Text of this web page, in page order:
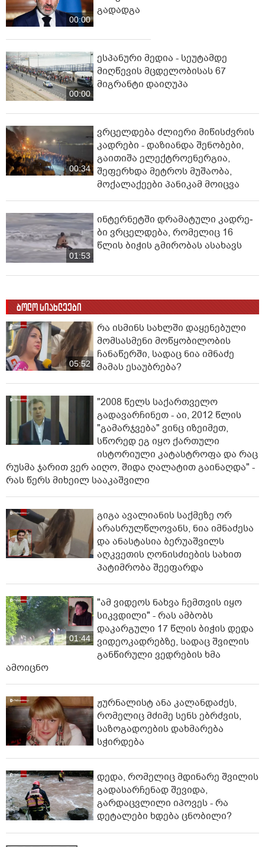
00:00
გადადგა
00:00
ესპანური მედია - სეუტამდე
მიღწევის მცდელობისას 67
მიგრანტი დაიღუპა
00:34
ვრცელდება ძლიერი მიწისძვრის
კადრები - დაზიანდა შენობები,
გაითიშა ელექტროენერგია,
შეფერხდა მეტროს მუშაობა,
მოქალაქეები პანიკამ მოიცვა
01:53
ინ­ტერ­ნეტ­ში დრა­მა­ტუ­ლი კად­რე­
ბი ვრცელდება, რომელიც 16
წლის ბიჭის გმირობას ასახავს
ბოლო სიახლეები
05:52
რა ისმინს სახლში დაყენებული
მომსასმენი მოწყობილობის
ჩანაწერში, სადაც ნია იმნაძე
მამას ესაუბრება?
"2008 წელს საქართველო
გადავარჩინეთ - აი, 2012 წლის
"გამარჯვება" ვინც იზეიმეთ,
სწორედ ეგ იყო ქართული
ისტორიული კატასტროფა და რაც
რუსმა ჯარით ვერ აიღო, შიდა ღალატით გაინაღდა" -
რას წერს მიხეილ სააკაშვილი
გიგა ავალიანის საქმეზე ორ
არასრულწლოვანს, ნია იმნაძესა
და ანასტასია ბერუაშვილს
აღკვეთის ღონისძიების სახით
პატიმრობა შეეფარდა
01:44
"ამ ვიდეოს ნახვა ჩემთვის იყო
სიკვდილი" - რას ამბობს
დაკარგული 17 წლის ბიჭის დედა
ვიდეოკადრებზე, სადაც შვილის
განწირული ვედრების ხმა
ამოიცნო
ჟურნალისტ ანა კალანდაძეს,
რომელიც მძიმე სენს ებრძვის,
საზოგადოების დახმარება
სჭირდება
დედა, რომელიც მდინარე შვილის
გადასარჩენად შევიდა,
გარდაცვლილი იპოვეს - რა
დეტალები ხდება ცნობილი?